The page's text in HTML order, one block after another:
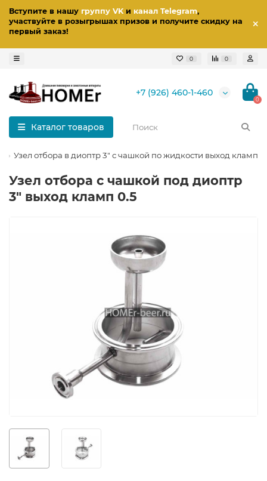
Вступите в нашу группу VKи канал Telegram,
участвуйте в розыгрышах призов и получите скидку на
первый заказ!
0 0
+7 (926) 460-1-460
0
Каталог товаров
Узел отбора в диоптр 3" с чашкой по жидкости выход кламп
Узел отбора с чашкой под диоптр
3" выход кламп 0.5